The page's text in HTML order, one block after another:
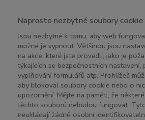
Naprosto nezbytné soubory cookie
Jsou nezbytné k tomu, aby web
možné je vypnout. Většinou jsou
na akce, které jste provedli, jako je
týkajících se bezpečnostních nastavení,
vyplňování formulářů atp. Prohlížeč
aby blokoval soubory cookie nebo o
upozornění. Mějte na paměti, že
těchto souborů nebudou fungovat.
neukládají žádně osobní